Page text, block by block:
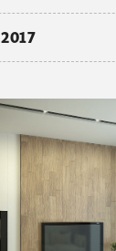
2017